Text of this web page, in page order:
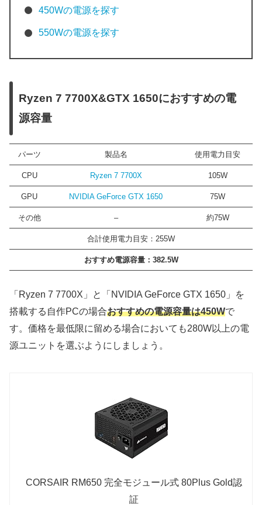
450Wの電源を探す
550Wの電源を探す
Ryzen 7 7700X&GTX 1650におすすめの電
源容量
パーツ 製品名 使用電力目安
CPU Ryzen 7 7700X 105W
GPU NVIDIA GeForce GTX 1650 75W
その他 – 約75W
合計使用電力目安：255W
おすすめ電源容量：382.5W
「Ryzen 7 7700X」と「NVIDIA GeForce GTX 1650」を
搭載する自作PCの場合おすすめの電源容量は450Wで
す。価格を最低限に留める場合においても280W以上の電
源ユニットを選ぶようにしましょう。
CORSAIR RM650 完全モジュール式 80Plus Gold認
証